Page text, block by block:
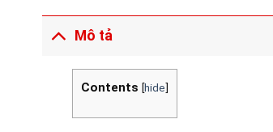
Mô tả
Contents [hide]